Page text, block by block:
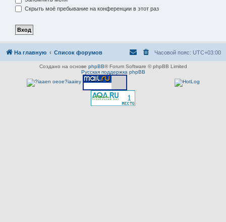
Скрыть моё пребывание на конференции в этот раз
На главную Список форумов Часовой пояс: UTC+03:00
Создано на основе phpBB® Forum Software © phpBB Limited
Русская поддержка phpBB